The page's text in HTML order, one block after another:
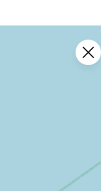
(nouvelle